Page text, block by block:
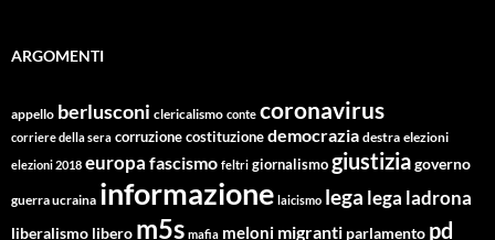
ARGOMENTI
appello berlusconi clericalismo conte coronavirus
corriere della sera corruzionecostituzionedemocrazia destra elezioni
elezioni 2018 europa fascismo feltri giornalismogiustiziagoverno
guerra ucraina informazione laicismo lega lega ladrona
liberalismo libero m5s mafia meloni migranti parlamento pd